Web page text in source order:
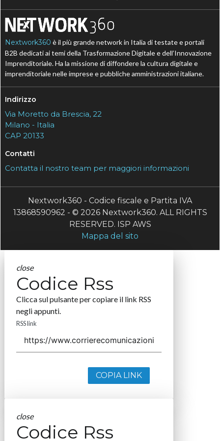
Nextwork360 è il più grande network in Italia di testate e portali
B2B dedicati ai temi della Trasformazione Digitale e dell’Innovazione
Imprenditoriale. Ha la missione di diffondere la cultura digitale e
imprenditoriale nelle imprese e pubbliche amministrazioni italiane.
Indirizzo
Via Moretto da Brescia, 22
Milano - Italia
CAP 20133
Contatti
Contatta il nostro team per maggiori informazioni
Nextwork360 - Codice fiscale e Partita IVA
13868590962 - © 2026 Nextwork360. ALL RIGHTS
RESERVED. ISP AWS
Mappa del sito
close
Codice Rss
Clicca sul pulsante per copiare il link RSS
negli appunti.
RSS link
COPIA LINK
close
Codice Rss